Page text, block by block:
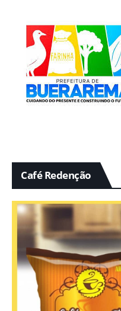
Café Redenção